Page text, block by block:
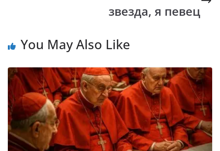
звезда, я певец
You May Also Like